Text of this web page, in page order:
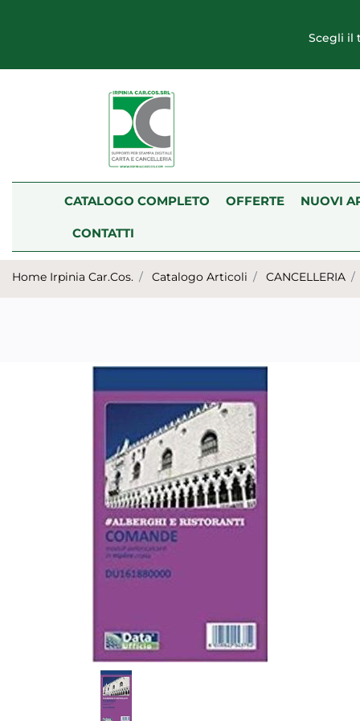
Scegli il
CATALOGO COMPLETO OFFERTE NUOVI
CONTATTI
Home Irpinia Car.Cos. Catalogo Articoli CANCELLERIA